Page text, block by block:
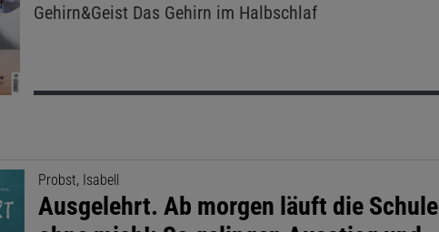
Gehirn&Geist Das Gehirn im Halbschlaf
Probst, Isabell
Ausgelehrt. Ab morgen läuft die Schule